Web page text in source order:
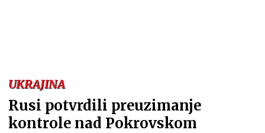
UKRAJINA
Rusi potvrdili preuzimanje
kontrole nad Pokrovskom